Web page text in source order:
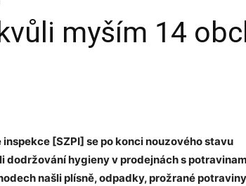
myším 14
[SZPI] se po konci nouzového stavu
dodržování hygieny v prodejnách s
našli plísně, odpadky, prožrané potraviny